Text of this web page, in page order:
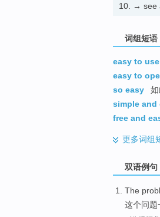
10. → see
词组短语
easy to use
easy to
so easy
simple and
free and
更多词组
双语例句
The
这个问题